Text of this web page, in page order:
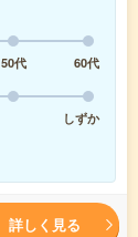
50代
60代
しずか
詳しく見る